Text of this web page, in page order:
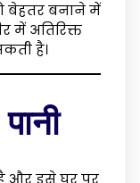
बेहतर बनाने में
में अतिरिक्त
है।